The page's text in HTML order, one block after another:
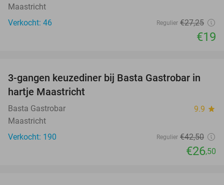
Maastricht
Verkocht: 46
Regulier €27,25
€19
38%
3-gangen keuzediner bij Basta Gastrobar in
hartje Maastricht
Basta Gastrobar 9.9 star
Maastricht
Verkocht: 190
Regulier €42,50
€26,50